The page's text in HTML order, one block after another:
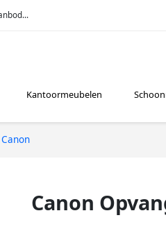
Kantoormeubelen
Canon
Canon